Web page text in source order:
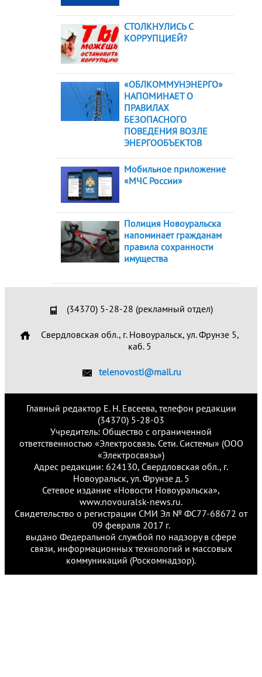
СТОЛКНУЛИСЬ С
КОРРУПЦИЕЙ?
«ОБЛКОММУНЭНЕРГО»
НАПОМИНАЕТ О
ПРАВИЛАХ
БЕЗОПАСНОГО
ПОВЕДЕНИЯ ВОЗЛЕ
ЭНЕРГООБЪЕКТОВ
Мобильное приложение
«МЧС России»
Полиция Новоуральска
напоминает гражданам
правила сохранности
имущества
(34370) 5-28-28 (рекламный отдел)
Свердловская обл., г. Новоуральск, ул. Фрунзе 5,
каб. 5
telenovosti@mail.ru
Главный редактор Е. Н. Евсеева, телефон редакции
(34370) 5-28-03
Учредитель: Общество с ограниченной
ответственностью «Электросвязь. Сети. Системы» (ООО
«Электросвязь»)
Адрес редакции: 624130, Свердловская обл., г.
Новоуральск, ул. Фрунзе д. 5
Сетевое издание «Новости Новоуральска»,
www.novouralsk-news.ru.
Свидетельство о регистрации СМИ Эл № ФС77-68672 от
09 февраля 2017 г.
выдано Федеральной службой по надзору в сфере
связи, информационных технологий и массовых
коммуникаций (Роскомнадзор).